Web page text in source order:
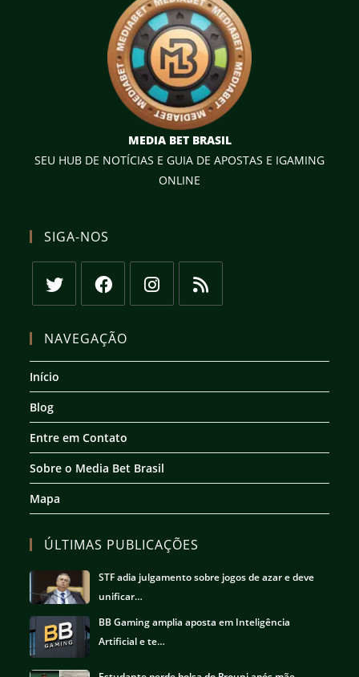
MEDIA BET BRASIL
SEU HUB DE NOTÍCIAS E GUIA DE APOSTAS E IGAMING
ONLINE
SIGA-NOS
em
nova
aba
em
aba
aba
aba
NAVEGAÇÃO
Início
Blog
Entre em Contato
Sobre o Media Bet Brasil
Mapa
ÚLTIMAS PUBLICAÇÕES
STF adia julgamento sobre jogos de azar e deve
unificar…
BB Gaming amplia aposta em Inteligência
Artificial e te…